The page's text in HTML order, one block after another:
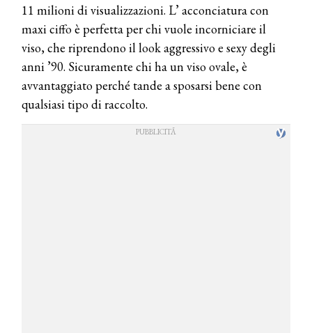
11 milioni di visualizzazioni. L’ acconciatura con
maxi ciffo è perfetta per chi vuole incorniciare il
viso, che riprendono il look aggressivo e sexy degli
anni ’90. Sicuramente chi ha un viso ovale, è
avvantaggiato perché tande a sposarsi bene con
qualsiasi tipo di raccolto.